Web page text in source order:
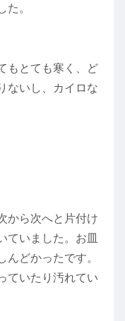
た。
もとても寒く、ど
ないし、カイロな
から次へと片付け
ていました。お皿
んどかったです。
ていたり汚れてい